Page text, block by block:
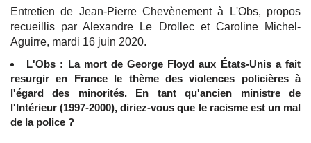
Entretien de Jean-Pierre Chevènement à L'Obs, propos
recueillis par Alexandre Le Drollec et Caroline Michel-
Aguirre, mardi 16 juin 2020.
L'Obs : La mort de George Floyd aux États-Unis a fait
resurgir en France le thème des violences policières à
l'égard des minorités. En tant qu'ancien ministre de
l'Intérieur (1997-2000), diriez-vous que le racisme est un mal
de la police ?